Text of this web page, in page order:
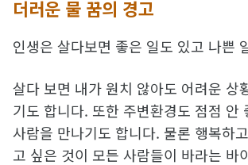
더러운 물 꿈의 경고
인생은 살다보면 좋은 일도 있고 나쁜
살다 보면 내가 원치 않아도 어려운 상
기도 합니다. 또한 주변환경도 점점 안
사람을 만나기도 합니다. 물론 행복하
고 싶은 것이 모든 사람들이 바라는 바